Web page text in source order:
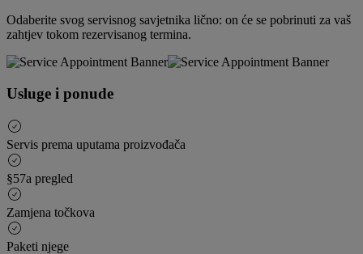
Odaberite svog servisnog savjetnika lično: on će se pobrinuti za vaš
zahtjev tokom rezervisanog termina.
Usluge i ponude
Servis prema uputama proizvođača
§57a pregled
Zamjena točkova
Paketi njege